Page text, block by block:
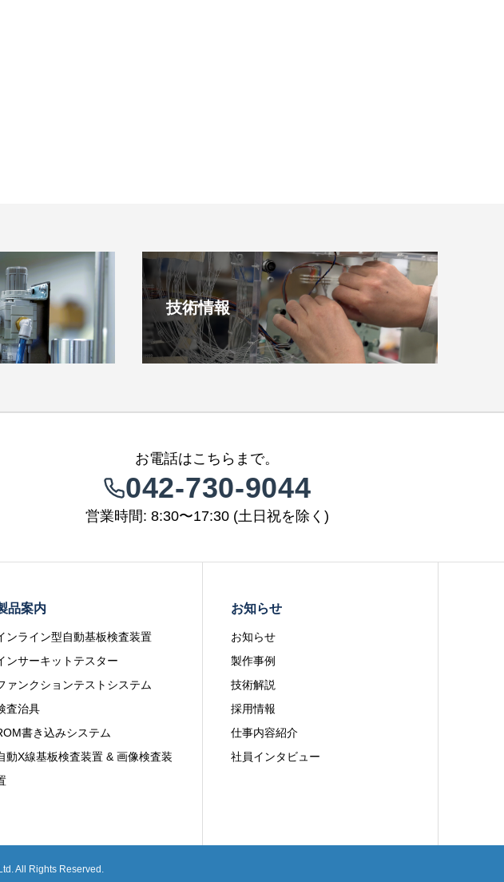
技術情報
お電話はこちらまで。
042-730-9044
営業時間: 8:30〜17:30 (土日祝を除く)
品案内
ンライン型自動基板検査装置
ンサーキットテスター
ァンクションテストシステム
査治具
書き込みシステム
動X線基板検査装置 & 画像検査装
お知らせ
お知らせ
製作事例
技術解説
採用情報
仕事内容紹介
社員インタビュー
All Rights Reserved.